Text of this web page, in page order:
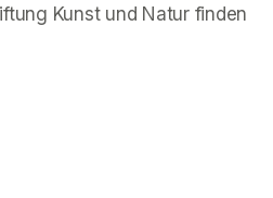
Kunst und Natur finden